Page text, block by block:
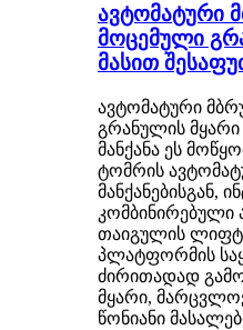
ავტომატური
მოცემული
მასით
ავტომატური
გრანულის მყარი
მანქანა ეს
ტომრის
მანქანებისგან,
კომბინირებული
თაიგულის
პლატფორმის
ძირითადად
მყარი,
წონიანი